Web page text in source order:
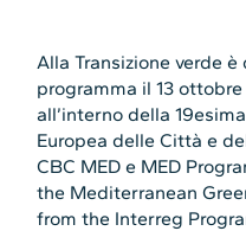
Alla Transizione verde
programma il 13 ottobre
all’interno della
Europea delle Città e
CBC MED e MED
the Mediterranean
from the Interreg